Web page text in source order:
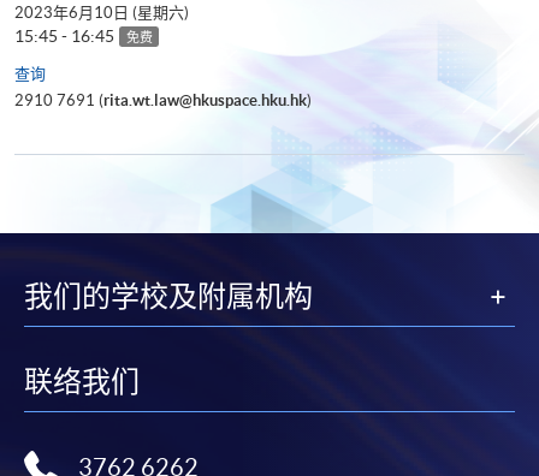
2023年6月10日 (星期六)
15:45 - 16:45 免费
查询
2910 7691 (rita.wt.law@hkuspace.hku.hk)
我们的学校及附属机构
联络我们
3762 6262